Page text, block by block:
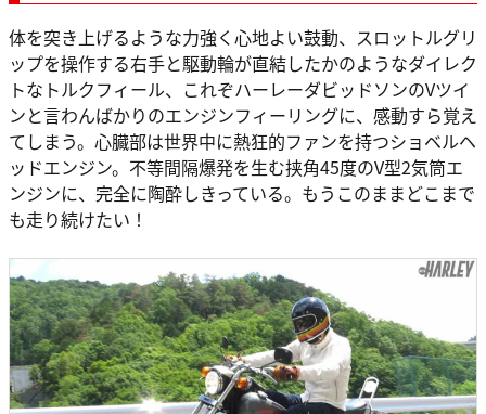
体を突き上げるような力強く心地よい鼓動、スロットルグリ
ップを操作する右手と駆動輪が直結したかのようなダイレク
トなトルクフィール、これぞハーレーダビッドソンのVツイ
ンと言わんばかりのエンジンフィーリングに、感動すら覚え
てしまう。心臓部は世界中に熱狂的ファンを持つショベルヘ
ッドエンジン。不等間隔爆発を生む挟角45度のV型2気筒エ
ンジンに、完全に陶酔しきっている。もうこのままどこまで
も走り続けたい！